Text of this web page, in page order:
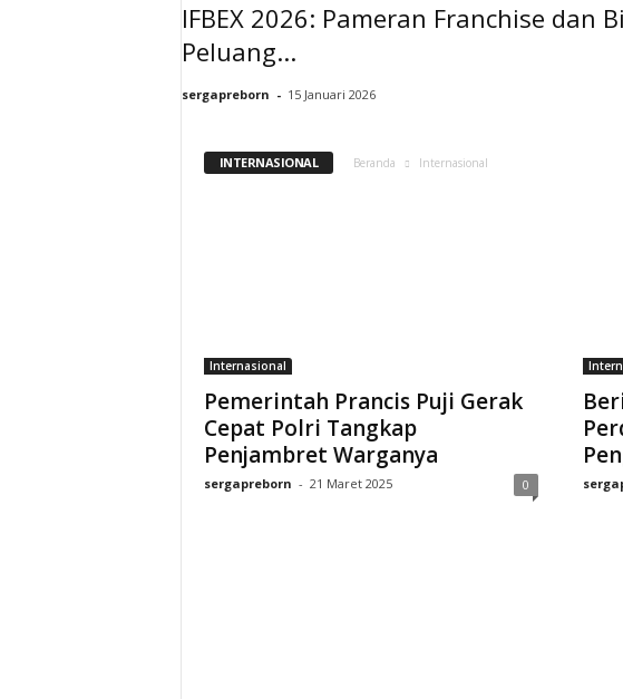
IFBEX 2026: Pameran Franchise
Peluang...
sergapreborn - 15 Januari 2026
INTERNASIONAL Beranda Internasional
Internasional
Pemerintah Prancis Puji Gerak
Cepat Polri Tangkap
Penjambret Warganya
sergapreborn - 21 Maret 2025 0